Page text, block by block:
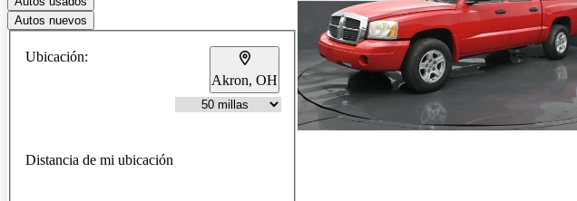
Autos nuevos
Ubicación:
Akron, OH
Distancia de mi ubicación